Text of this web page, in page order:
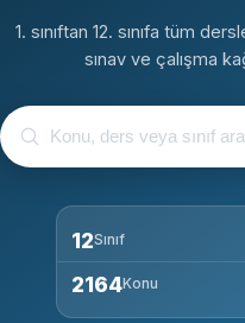
1. sınıftan 12. sınıfa tüm
sınav ve çalışma
12Sınıf
2164Konu